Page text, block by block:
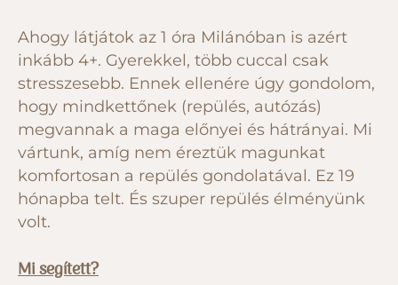
Ahogy látjátok az 1 óra Milánóban is azért
inkább 4+. Gyerekkel, több cuccal csak
stresszesebb. Ennek ellenére úgy gondolom,
hogy mindkettőnek (repülés, autózás)
megvannak a maga előnyei és hátrányai. Mi
vártunk, amíg nem éreztük magunkat
komfortosan a repülés gondolatával. Ez 19
hónapba telt. És szuper repülés élményünk
volt.
Mi segített?